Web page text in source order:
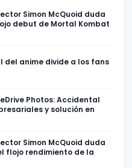
Simon McQuoid duda
debut de Mortal Kombat
del anime divide a los fans
Photos: Accidental
y solución en
Simon McQuoid duda
flojo rendimiento de la